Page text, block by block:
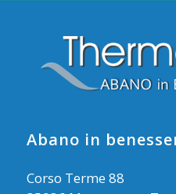
Abano in
Corso Terme 88